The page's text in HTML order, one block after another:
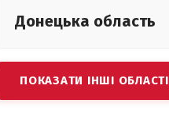
Донецька область
ПОКАЗАТИ ІНШІ ОБЛАСТІ